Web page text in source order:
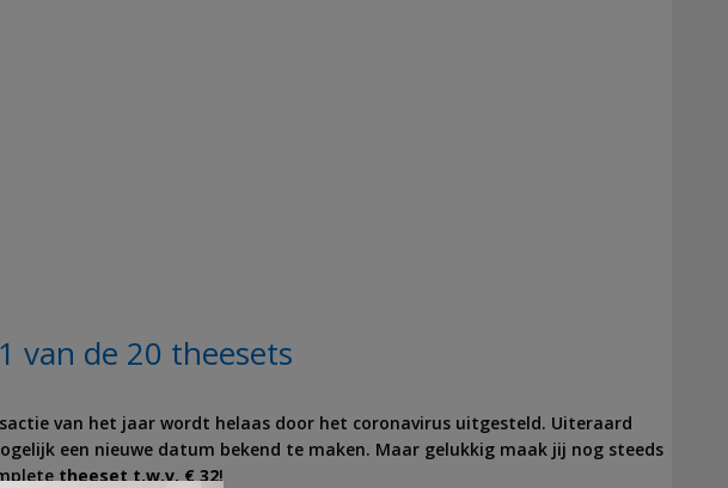
van de 20 theesets
van het jaar wordt helaas door het coronavirus uitgesteld. Uiteraard
een nieuwe datum bekend te maken. Maar gelukkig maak jij nog steeds
theeset t.w.v. € 32!